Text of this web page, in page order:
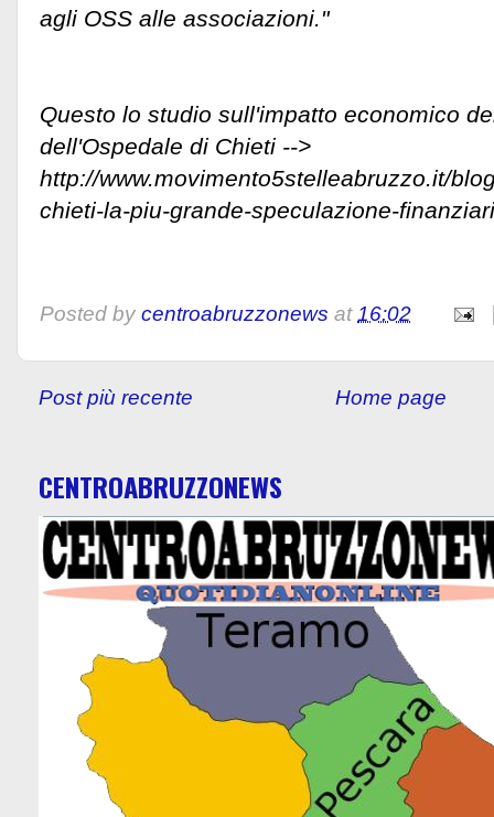
agli OSS alle associazioni."
Questo lo studio sull'impatto economico
dell'Ospedale di Chieti -->
http://www.movimento5stelleabruzzo.it/
chieti-la-piu-grande-speculazione-
Posted by centroabruzzonews at16:02
Post più recente Home page
CENTROABRUZZONEWS